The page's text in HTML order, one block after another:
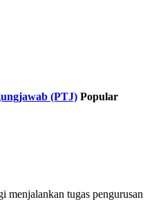
(PTJ) Popular
menjalankan tugas pengurusan